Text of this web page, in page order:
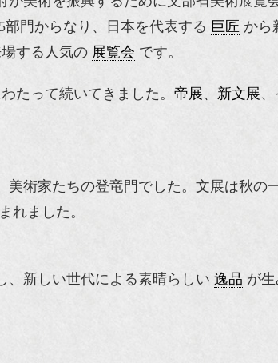
部門からなり、日本を代表する 巨匠 から
する人気の 展覧会 です。
たって続いてきました。 帝展、 新文展
術家たちの登竜門でした。文展は秋
れました。
、新しい世代による素晴らしい 逸品 が